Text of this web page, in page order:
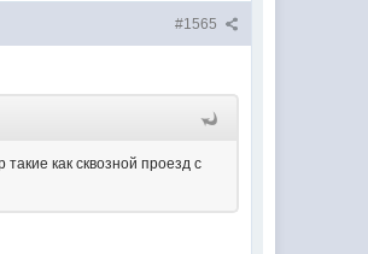
#1565
как сквозной проезд с